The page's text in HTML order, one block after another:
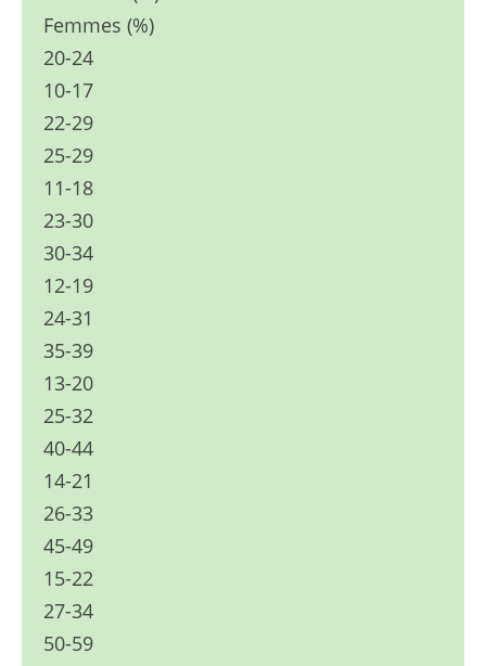
Femmes (%)
20-24
10-17
22-29
25-29
11-18
23-30
30-34
12-19
24-31
35-39
13-20
25-32
40-44
14-21
26-33
45-49
15-22
27-34
50-59